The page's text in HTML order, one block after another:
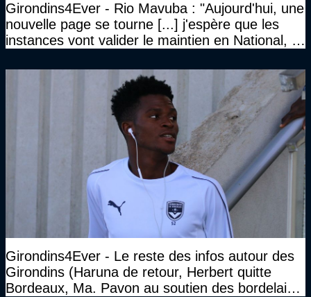
Girondins4Ever - Rio Mavuba : "Aujourd'hui, une
nouvelle page se tourne [...] j'espère que les
instances vont valider le maintien en National, et
haut niveau"
Girondins4Ever - Le reste des infos autour des
Girondins (Haruna de retour, Herbert quitte
Bordeaux, Ma. Pavon au soutien des bordelais,